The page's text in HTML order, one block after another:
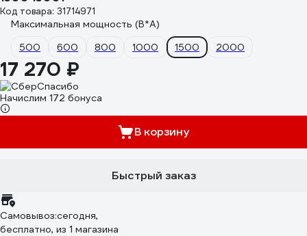
Код товара: 31714971
Максимальная мощность (В*А)
500
600 800 1000 1500 2000
17 270 ₽
Начислим 172 бонуса
В корзину
Быстрый заказ
Самовывоз:сегодня,
бесплатно, из 1 магазина